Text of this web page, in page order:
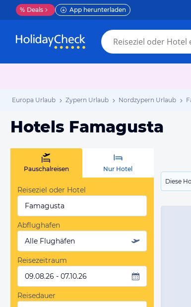
% Deals App herunterladen
Europa Urlaub Zypern Urlaub Nordzypern Urlaub
Hotels Famagusta
Diese
Pauschalreisen Nur Hotel
Reiseziel oder Hotel
Famagusta
Abflughafen
Alle Flughäfen
Reisezeitraum
09.08.26 - 07.10.26
Reisedauer